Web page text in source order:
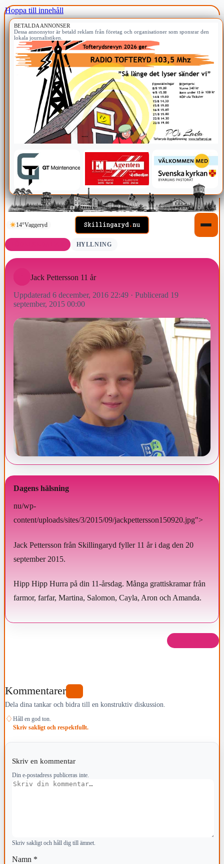
Hoppa till innehåll
BETALDA ANNONSER
Dessa annonsytor är betald reklam från företag och organisationer som sponsrar den
lokala journalistiken.
14°Vaggeryd
HYLLNING
Jack Pettersson 11 år
Uppdaterad 6 december, 2016 22:49 · Publicerad 19
september, 2015 00:00
Dagens hälsning
nu/wp-
content/uploads/sites/3/2015/09/jackpettersson150920.jpg">
Jack Pettersson från Skillingaryd fyller 11 år i dag den 20
september 2015.
Hipp Hipp Hurra på din 11-årsdag. Många grattiskramar från
farmor, farfar, Martina, Salomon, Cayla, Aron och Amanda.
Kommentarer
Dela dina tankar och bidra till en konstruktiv diskussion.
♢ Håll en god ton.
Skriv sakligt och respektfullt.
Skriv en kommentar
Din e-postadress publiceras inte.
Kommentar
Skriv sakligt och håll dig till ämnet.
Namn *